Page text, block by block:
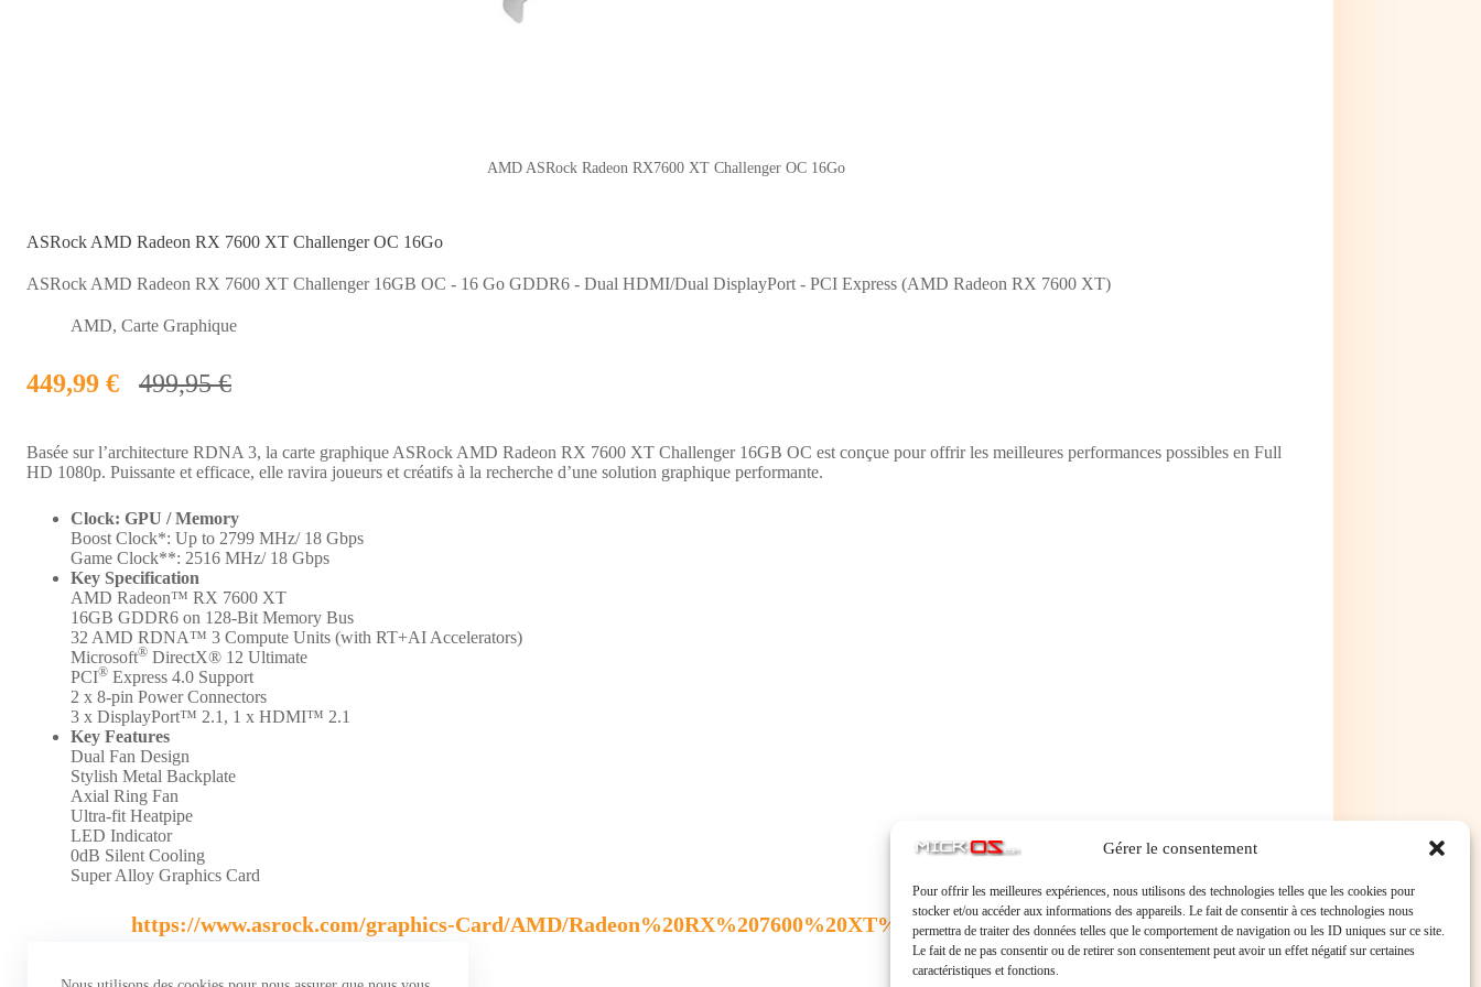
Gérer le consentement
Pour offrir les meilleures expériences, nous utilisons des technologies telles que les cookies pour
stocker et/ou accéder aux informations des appareils. Le fait de consentir à ces technologies nous
permettra de traiter des données telles que le comportement de navigation ou les ID uniques sur ce site.
Le fait de ne pas consentir ou de retirer son consentement peut avoir un effet négatif sur certaines
caractéristiques et fonctions.
AMD ASRock Radeon RX7600 XT Challenger OC 16Go
ASRock AMD Radeon RX 7600 XT Challenger OC 16Go
ASRock AMD Radeon RX 7600 XT Challenger 16GB OC - 16 Go GDDR6 - Dual HDMI/Dual DisplayPort - PCI Express (AMD Radeon RX 7600 XT)
AMD, Carte Graphique
449,99 € 499,95 €
Basée sur l’architecture RDNA 3, la carte graphique ASRock AMD Radeon RX 7600 XT Challenger 16GB OC est conçue pour offrir les meilleures performances possibles en Full
HD 1080p. Puissante et efficace, elle ravira joueurs et créatifs à la recherche d’une solution graphique performante.
Clock: GPU / Memory
Boost Clock*: Up to 2799 MHz/ 18 Gbps
Game Clock**: 2516 MHz/ 18 Gbps
Key Specification
AMD Radeon™ RX 7600 XT
16GB GDDR6 on 128-Bit Memory Bus
32 AMD RDNA™ 3 Compute Units (with RT+AI Accelerators)
Microsoft® DirectX® 12 Ultimate
PCI® Express 4.0 Support
2 x 8-pin Power Connectors
3 x DisplayPort™ 2.1, 1 x HDMI™ 2.1
Key Features
Dual Fan Design
Stylish Metal Backplate
Axial Ring Fan
Ultra-fit Heatpipe
LED Indicator
0dB Silent Cooling
Super Alloy Graphics Card
https://www.asrock.com/graphics-Card/AMD/Radeon%20RX%207600%20XT%20Challenger%2016GB%20OC